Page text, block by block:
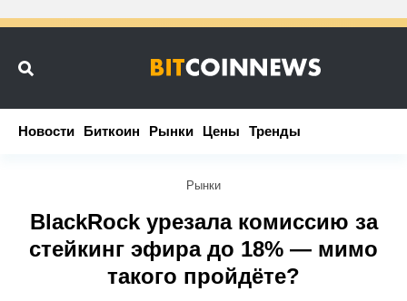
Новости Биткоин Рынки Цены Тренды
Новости Биткоин Рынки Цены Тренды
Рынки
BlackRock урезала комиссию за
стейкинг эфира до 18% — мимо
такого пройдёте?